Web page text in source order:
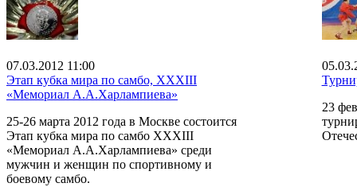
07.03.2012 11:00
Этап кубка мира по самбо, ХХХIII
«Мемориал А.А.Харлампиева»
25-26 марта 2012 года в Москве состоится
Этап кубка мира по самбо ХХХIII
«Мемориал А.А.Харлампиева» среди
мужчин и женщин по спортивному и
боевому самбо.
23